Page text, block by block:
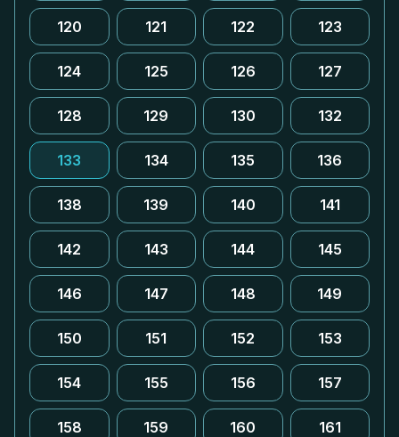
120 121 122 123
124 125 126 127
128 129 130 132
133 134 135 136
138 139 140 141
142 143 144 145
146 147 148 149
150 151 152 153
154 155 156 157
158 159 160 161